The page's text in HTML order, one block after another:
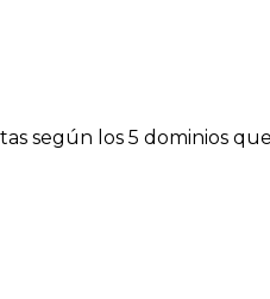
según los 5 dominios